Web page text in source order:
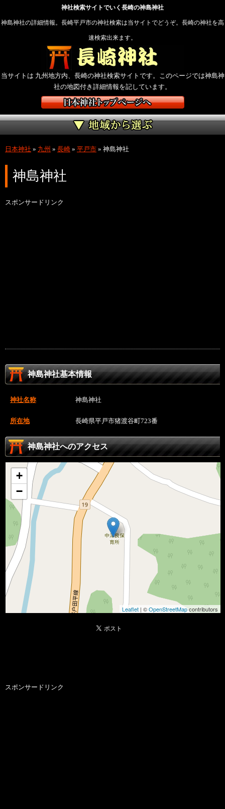
神社検索サイトでいく長崎の神島神社
神島神社の詳細情報。長崎平戸市の神社検索は当サイトでどうぞ。長崎の神社を高
速検索出来ます。
当サイトは 九州地方内、長崎の神社検索サイトです。このページでは神島神
社の地図付き詳細情報を記しています。
日本神社 » 九州 » 長崎 » 平戸市 » 神島神社
神島神社
スポンサードリンク
神島神社基本情報
神社名称 神島神社
所在地 長崎県平戸市猪渡谷町723番
神島神社へのアクセス
+
−
Leaflet | ©OpenStreetMapcontributors
スポンサードリンク